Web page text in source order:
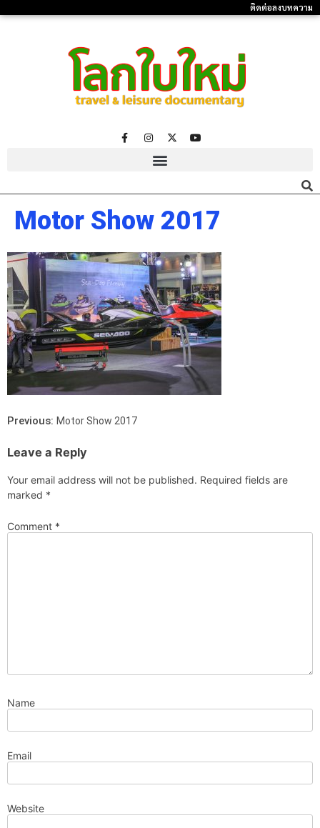
ติดต่อลงบทความ
Motor Show 2017
Previous: Motor Show 2017
Leave a Reply
Your email address will not be published. Required fields are
marked *
Comment *
Name
Email
Website